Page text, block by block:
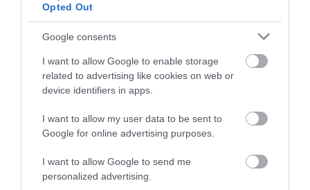
Opted Out
Google consents
I want to allow Google to enable storage
related to advertising like cookies on web or
device identifiers in apps.
I want to allow my user data to be sent to
Google for online advertising purposes.
I want to allow Google to send me
personalized advertising.
04.08.2026
Efood: Άλμα 74,7% στον τζίρο της Go
Delivery το 2025